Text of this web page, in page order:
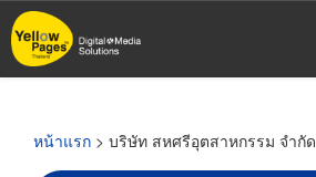
ข้าม
ไป
หน้าแรก > บริษัท สหศรีอุตสาหกรรม จำกัด